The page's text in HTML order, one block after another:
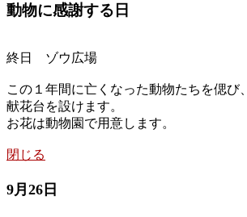
動物に感謝する日
終日 ゾウ広場
この１年間に亡くなった動物たちを偲び、
献花台を設けます。
お花は動物園で用意します。
閉じる
9月26日